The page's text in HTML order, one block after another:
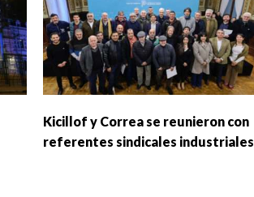
Kicillof y Correa se reunieron con
referentes sindicales industriales